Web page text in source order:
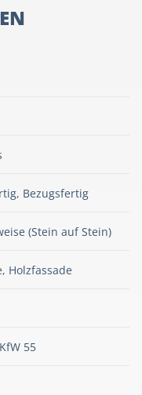
Bezugsfertig
(Stein auf Stein)
Holzfassade
55